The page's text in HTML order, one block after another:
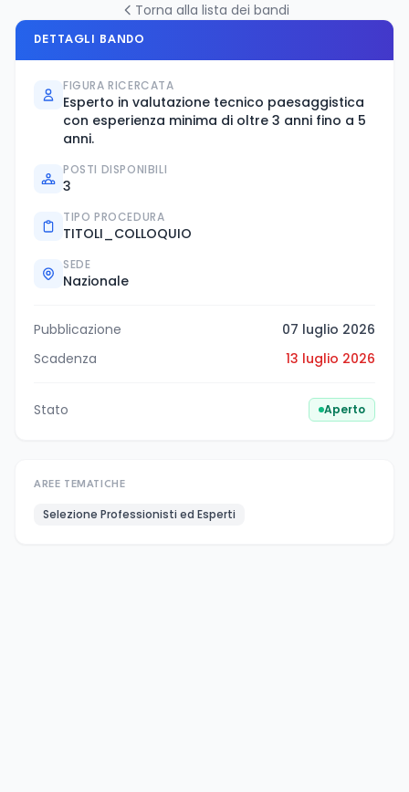
Torna alla lista dei bandi
DETTAGLI BANDO
FIGURA RICERCATA
Esperto in valutazione tecnico paesaggistica
con esperienza minima di oltre 3 anni fino a 5
anni.
POSTI DISPONIBILI
3
TIPO PROCEDURA
TITOLI_COLLOQUIO
SEDE
Nazionale
Pubblicazione
07 luglio 2026
Scadenza
13 luglio 2026
Stato Aperto
AREE TEMATICHE
Selezione Professionisti ed Esperti